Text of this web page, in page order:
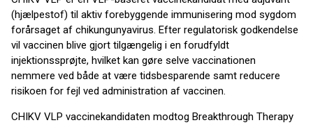
(hjælpestof) til aktiv forebyggende immunisering mod sygdom
forårsaget af chikungunyavirus. Efter regulatorisk godkendelse
vil vaccinen blive gjort tilgængelig i en forudfyldt
injektionssprøjte, hvilket kan gøre selve vaccinationen
nemmere ved både at være tidsbesparende samt reducere
risikoen for fejl ved administration af vaccinen.
CHIKV VLP vaccinekandidaten modtog Breakthrough Therapy